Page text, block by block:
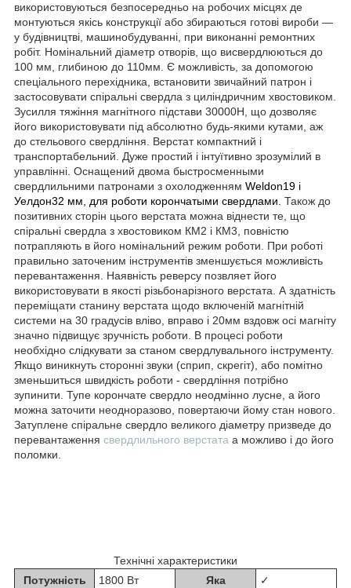
використовуються безпосередньо на робочих місцях де
монтуються якісь конструкції або збираються готові вироби ―
у будівництві, машинобудуванні, при виконанні ремонтних
робіт. Номінальний діаметр отворів, що висвердлюються до
100 мм, глибиною до 110мм. Є можливість, за допомогою
спеціального перехідника, встановити звичайний патрон і
застосовувати спіральні свердла з циліндричним хвостовиком.
Зусилля тяжіння магнітного підстави 30000Н, що дозволяє
його використовувати під абсолютно будь-якими кутами, аж
до стельового свердління. Верстат компактний і
транспортабельний. Дуже простий і інтуїтивно зрозумілий в
управлінні. Оснащений двома быстросменными
свердлильними патронами з охолодженням Weldon19 і
Уелдон32 мм, для роботи корончатыми свердлами. Також до
позитивних сторін цього верстата можна віднести те, що
спіральні свердла з хвостовиком КМ2 і КМ3, повністю
потрапляють в його номінальний режим роботи. При роботі
правильно заточеним інструментів зменшується можливість
перевантаження. Наявність реверсу позвляет його
використовувати в якості різьбонарізного верстата. А здатність
переміщати станину верстата щодо включеній магнітній
системи на 30 градусів вліво, вправо і 20мм вздовж осі магніту
значно підвищує зручність роботи. В процесі роботи
необхідно слідкувати за станом свердлувального інструменту.
Якщо виникнуть сторонні звуки (сприп, скрегіт), або помітно
зменьшиться швидкість роботи - свердління потрібно
зупинити. Тупе корончате свердло неодмінно лусне, а його
можна заточити неодноразово, повертаючи йому стан нового.
Затуплене спіральне свердло великого діаметру призведе до
перевантаження свердлильного верстата а можливо і до його
поломки.
Технічні характеристики
Потужність
1800 Вт
Яка
✓